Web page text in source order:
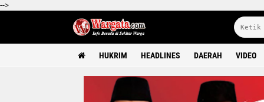
-->
HUKRIM HEADLINES DAERAH VIDEO